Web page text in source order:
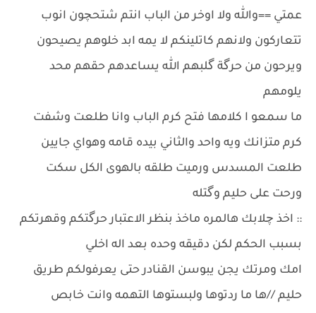
عمتي ==والله ولا اوخر من الباب انتم شتحچون انوب
تتعاركون ولانهم كاتلينكم لا يمه ابد خلوهم يصيحون
ويرحون من حرگة گلبهم الله يساعدهم حقهم محد
يلومهم
ما سمعو ا كلامها فتح كرم الباب وانا طلعت وشفت
كرم متزانك ويه واحد والثاني بيده قامه وهواي جايين
طلعت المسدس ورميت طلقه بالهوى الكل سكت
ورحت على حليم وگتله
:: اخذ چلابك هالمره ماخذ بنظر الاعتبار حرگتكم وقهرتكم
بسبب الحكم لكن دقيقه وحده بعد اله اخلي
امك ومرتك يجن يبوسن القنادر حتى يعرفولكم طريق
حليم //ها ما ردتوها ولبستوها التهمه وانت خابص